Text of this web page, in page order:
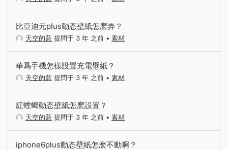
比亞迪元plus動态壁紙怎麽弄？
天空的藍 提問于 3 年 之前 • 素材
華爲手機怎樣設置充電壁紙？
天空的藍 提問于 3 年 之前 • 素材
紅螳螂動态壁紙怎麽設置？
天空的藍 提問于 3 年 之前 • 素材
iphone6plus動态壁紙怎麽不動啊？